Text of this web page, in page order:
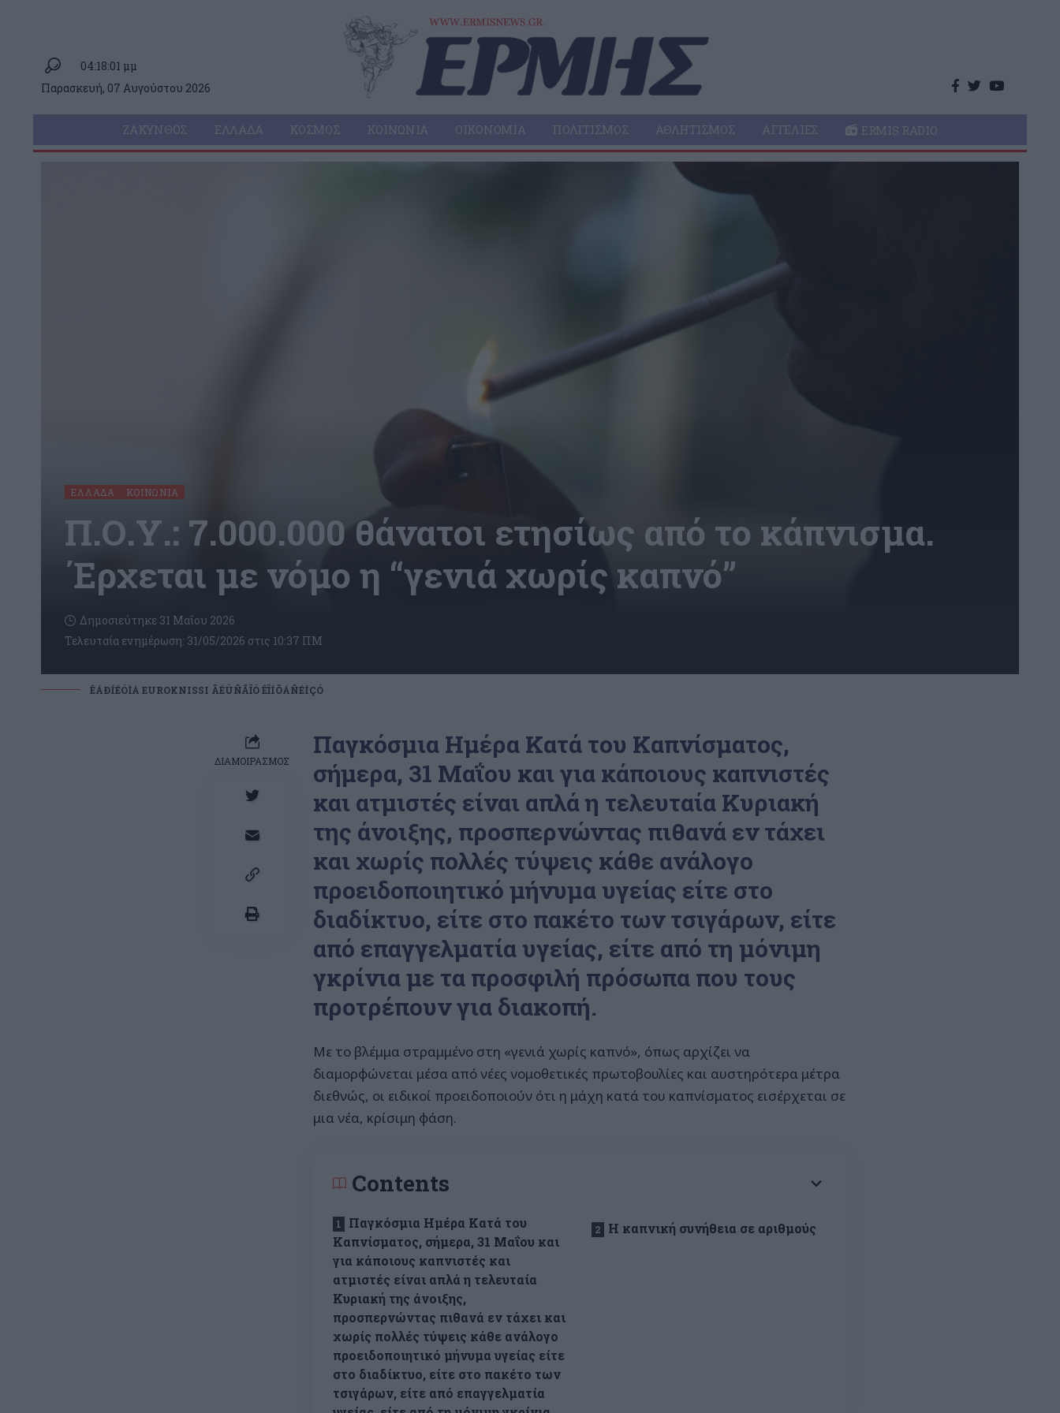
04:18:01 μμ
Παρασκευή, 07 Αυγούστου 2026
ΖΆΚΥΝΘΟΣ ΕΛΛΆΔΑ ΚΌΣΜΟΣ ΚΟΙΝΩΝΊΑ ΟΙΚΟΝΟΜΊΑ ΠΟΛΙΤΙΣΜΌΣ ΑΘΛΗΤΙΣΜΌΣ ΑΓΓΕΛΊΕΣ ERMIS RADIO
ΕΛΛΆΔΑ ΚΟΙΝΩΝΊΑ
Π.Ο.Υ.: 7.000.000 θάνατοι ετησίως από το κάπνισμα.
΄Ερχεται με νόμο η “γενιά χωρίς καπνό”
Τελευταία ενημέρωση: 31/05/2026 στις 10:37 ΠΜ
Δημοσιεύτηκε 31 Μαΐου 2026
ÊÁÐÍÉÓÌÁ EUROKNISSI ÃÉÙÑÃÏÓ ÊÏÍÔÁÑÉÍÇÓ
ΔΙΑΜΟΙΡΑΣΜΟΣ
Παγκόσμια Ημέρα Κατά του Καπνίσματος,
σήμερα, 31 Μαΐου και για κάποιους καπνιστές
και ατμιστές είναι απλά η τελευταία Κυριακή
της άνοιξης, προσπερνώντας πιθανά εν τάχει
και χωρίς πολλές τύψεις κάθε ανάλογο
προειδοποιητικό μήνυμα υγείας είτε στο
διαδίκτυο, είτε στο πακέτο των τσιγάρων, είτε
από επαγγελματία υγείας, είτε από τη μόνιμη
γκρίνια με τα προσφιλή πρόσωπα που τους
προτρέπουν για διακοπή.
Με το βλέμμα στραμμένο στη «γενιά χωρίς καπνό», όπως αρχίζει να
διαμορφώνεται μέσα από νέες νομοθετικές πρωτοβουλίες και αυστηρότερα μέτρα
διεθνώς, οι ειδικοί προειδοποιούν ότι η μάχη κατά του καπνίσματος εισέρχεται σε
μια νέα, κρίσιμη φάση.
Contents
Παγκόσμια Ημέρα Κατά του
Καπνίσματος, σήμερα, 31 Μαΐου και
για κάποιους καπνιστές και
ατμιστές είναι απλά η τελευταία
Κυριακή της άνοιξης,
προσπερνώντας πιθανά εν τάχει και
χωρίς πολλές τύψεις κάθε ανάλογο
προειδοποιητικό μήνυμα υγείας είτε
στο διαδίκτυο, είτε στο πακέτο των
τσιγάρων, είτε από επαγγελματία
Η καπνική συνήθεια σε αριθμούς